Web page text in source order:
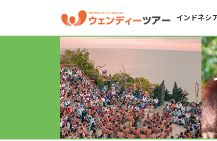
インドネシ